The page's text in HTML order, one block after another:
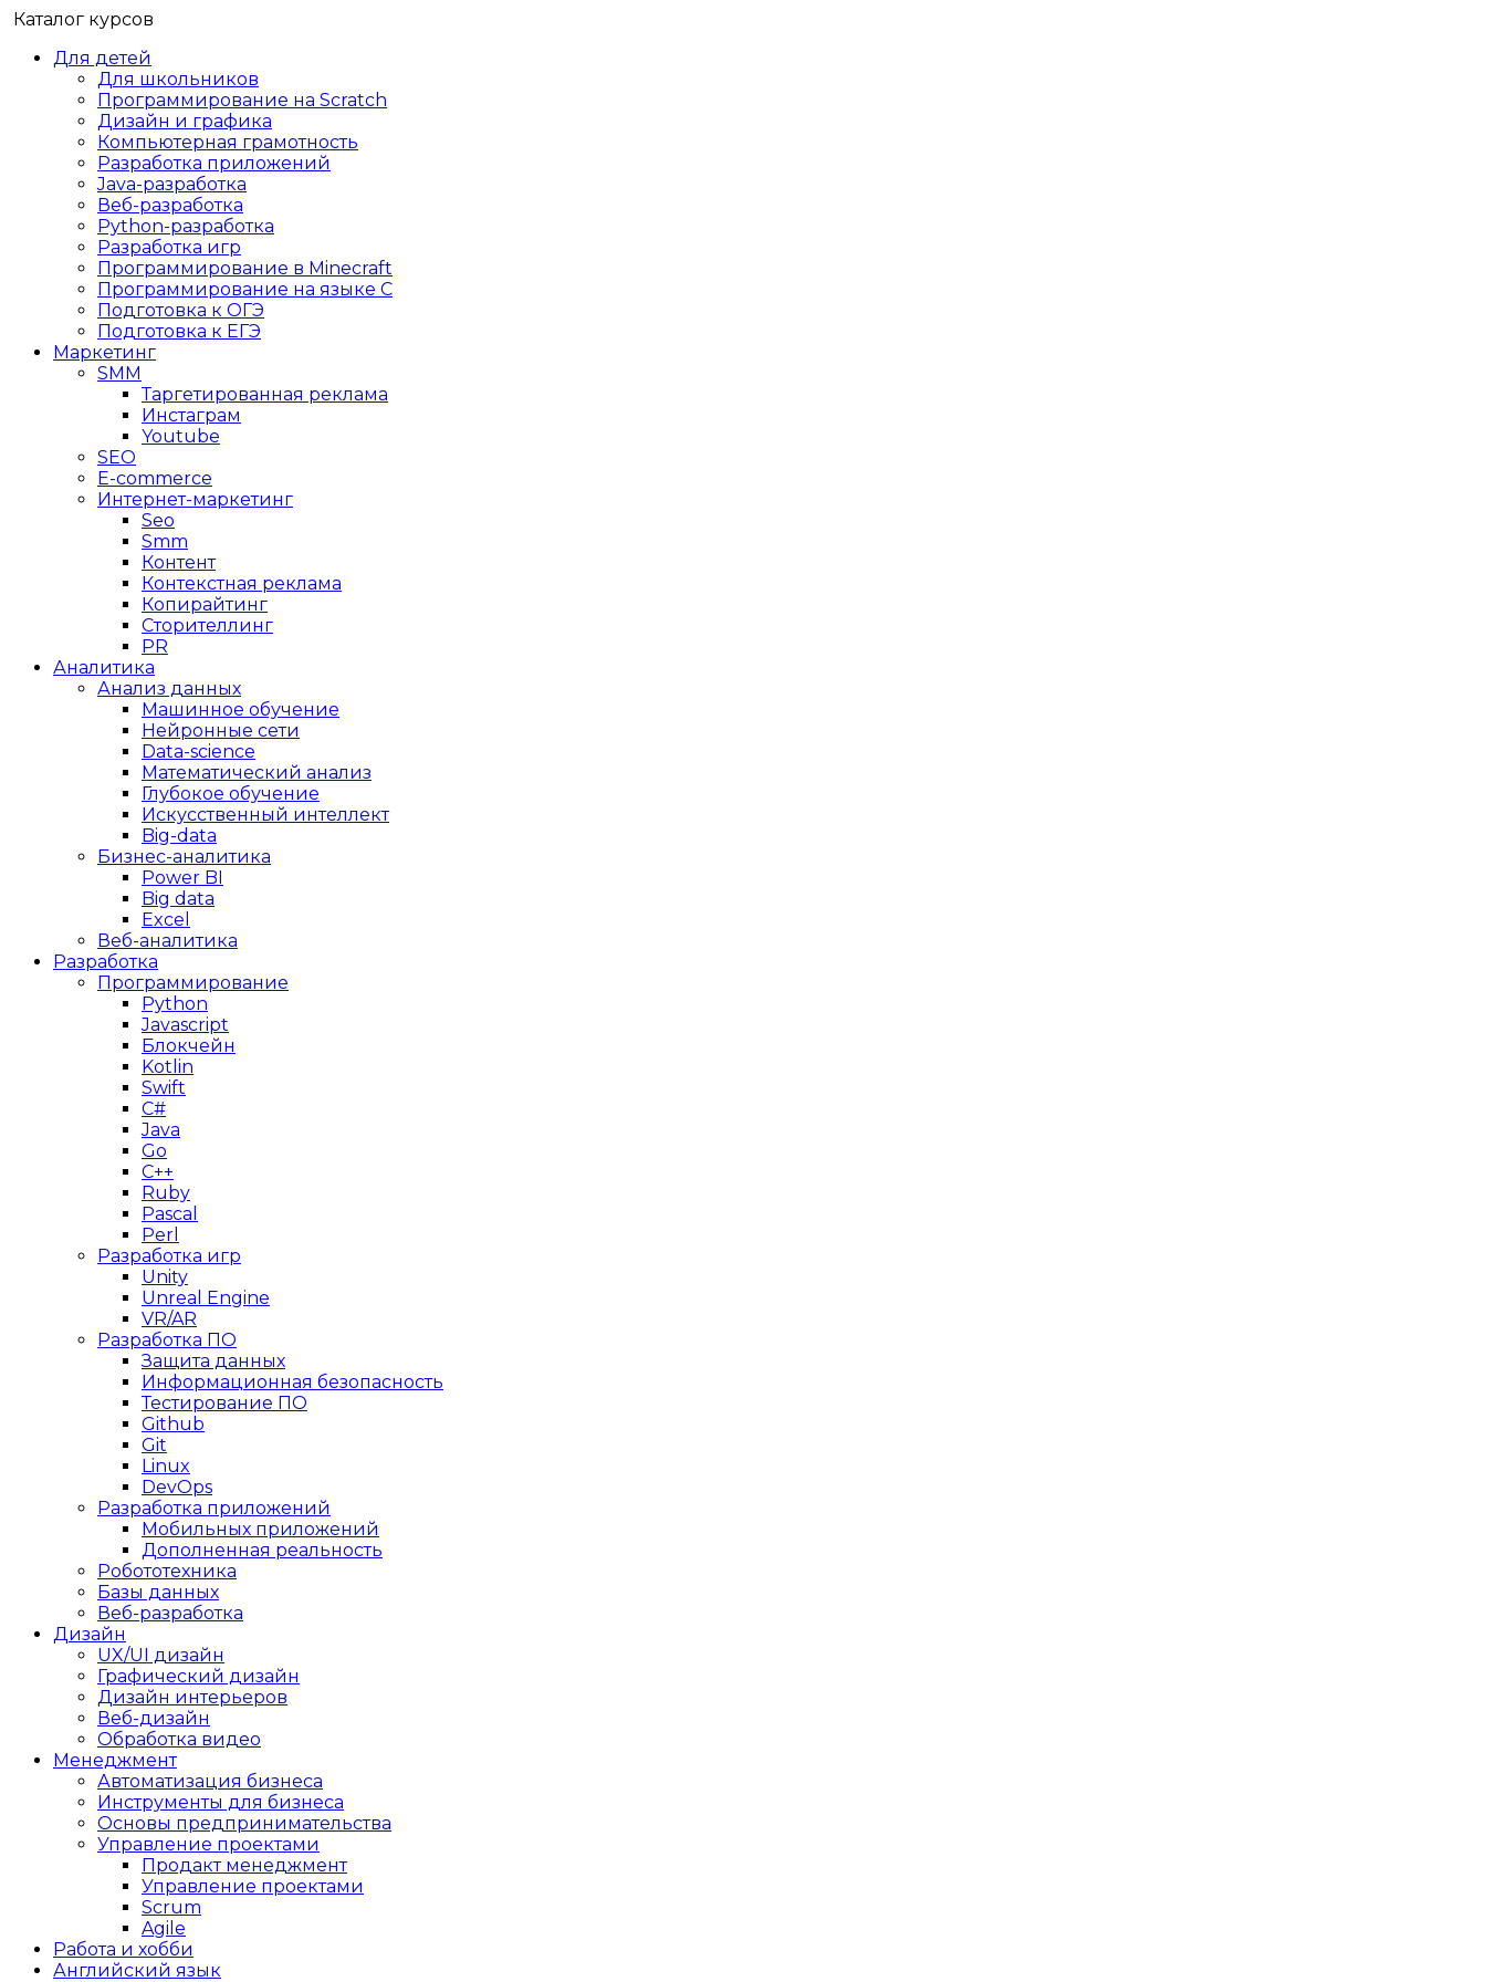
Каталог курсов
Для детей
Для школьников
Программирование на Scratch
Дизайн и графика
Компьютерная грамотность
Разработка приложений
Java-разработка
Веб-разработка
Python-разработка
Разработка игр
Программирование в Minecraft
Программирование на языке C
Подготовка к ОГЭ
Подготовка к ЕГЭ
Маркетинг
SMM
Таргетированная реклама
Инстаграм
Youtube
SEO
E-сommerce
Интернет-маркетинг
Seo
Smm
Контент
Контекстная реклама
Копирайтинг
Сторителлинг
PR
Аналитика
Анализ данных
Машинное обучение
Нейронные сети
Data-science
Математический анализ
Глубокое обучение
Искусственный интеллект
Big-data
Бизнес-аналитика
Power BI
Big data
Excel
Веб-аналитика
Разработка
Программирование
Python
Javascript
Блокчейн
Kotlin
Swift
C#
Java
Go
C++
Ruby
Pascal
Perl
Разработка игр
Unity
Unreal Engine
VR/AR
Разработка ПО
Защита данных
Информационная безопасность
Тестирование ПО
Github
Git
Linux
DevOps
Разработка приложений
Мобильных приложений
Дополненная реальность
Робототехника
Базы данных
Веб-разработка
Дизайн
UX/UI дизайн
Графический дизайн
Дизайн интерьеров
Веб-дизайн
Обработка видео
Менеджмент
Автоматизация бизнеса
Инструменты для бизнеса
Основы предпринимательства
Управление проектами
Продакт менеджмент
Управление проектами
Scrum
Agile
Работа и хобби
Английский язык